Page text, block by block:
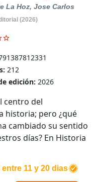
La Hoz, Jose Carlos
(2026)
212
edición: 2026
11 y 20 dias
centro del
historia; pero ¿qué
cambiado su sentido
días? En Historia